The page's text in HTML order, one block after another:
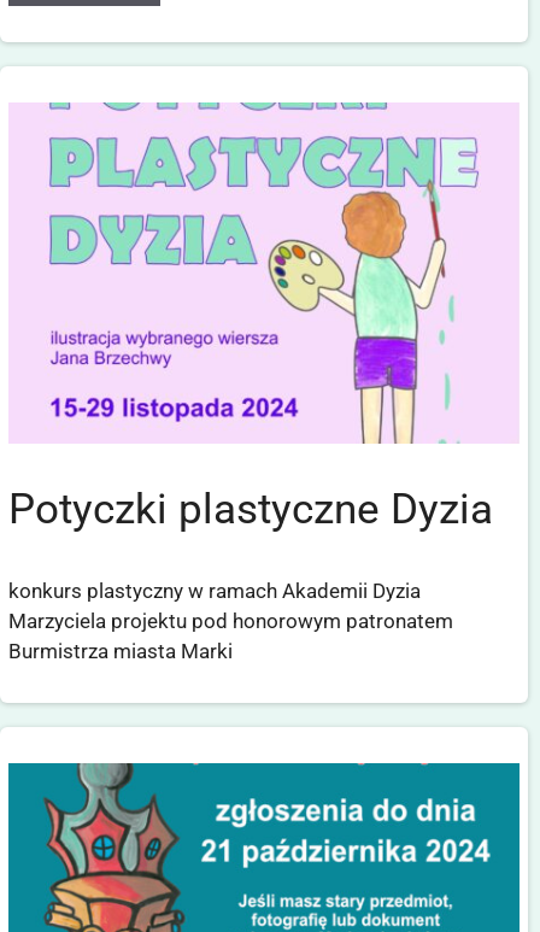
Potyczki plastyczne Dyzia
konkurs plastyczny w ramach Akademii Dyzia
Marzyciela projektu pod honorowym patronatem
Burmistrza miasta Marki